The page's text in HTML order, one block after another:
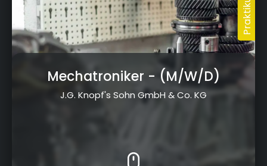
Mechatroniker - (M/W/D)
J.G. Knopf's Sohn GmbH & Co. KG